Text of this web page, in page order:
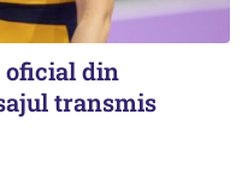
oficial din
transmis